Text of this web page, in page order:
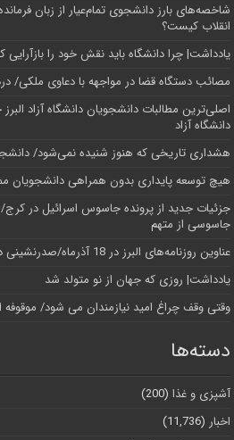
شاخصه‌های بارز دانشجوی تمام‌عیار از زبان
انقلاب کیست؟
یادداشت| چرا دانشگاه باید نقش خود را بازآرایی
مصائب دستگاه قضا در مواجهه با دعاوی ملکی/
اصلی‌ترین مطالبات دانشجویان دانشگاه آزاد
دانشگاه آز‌اد
هشداری تاریخی که هنوز شنیده نمی‌شود/
هیچ توسعه پایداری بدون همراهی دانشجویان
جزئیات جدید از پرونده جاسوس اسرائیل در
جاسوسی از متهم
عناوین روزنامه‌های البرز در ‌18 آذرماه/صدرنشینی در ارائه خدمات زایمان بی‌درد
یادداشت| روزی که جهان از نو متولد شد
وقتی وقف چراغ امید نیازمندان می شود/ موقوفه
دسته‌ها
آشپزی و غذا (200)
اخبار (11,736)